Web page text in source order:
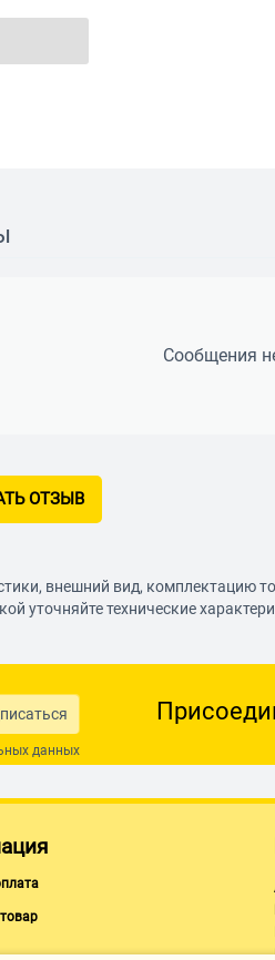
Сообщения
ОТЗЫВ
внешний вид, комплектацию
уточняйте технические
данных